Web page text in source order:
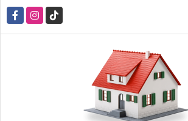
FacebookInstagram
TikTok